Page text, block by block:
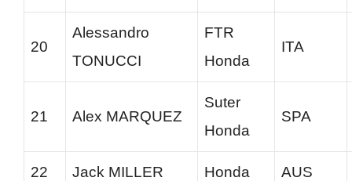
20
Alessandro
TONUCCI
FTR
Honda
ITA
21 Alex MARQUEZ
Suter
Honda
SPA
22 Jack MILLER Honda AUS